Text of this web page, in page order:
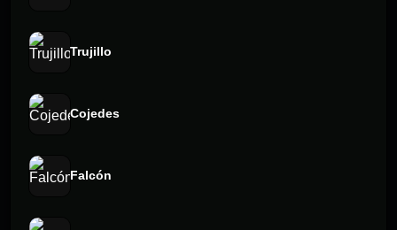
Trujillo
Cojedes
Falcón